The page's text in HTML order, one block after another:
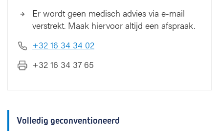
Er wordt geen medisch advies via e-mail
verstrekt. Maak hiervoor altijd een afspraak.
+32 16 34 34 02
+32 16 34 37 65
Volledig geconventioneerd